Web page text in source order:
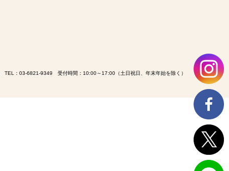
TEL： 03-6821-9349 受付時間：10:00～17:00（土日祝日、年末年始を除く）